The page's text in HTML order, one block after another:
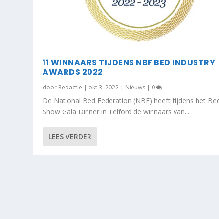
11 WINNAARS TIJDENS NBF BED INDUSTRY
AWARDS 2022
door Redactie | okt 3, 2022 | Nieuws | 0
De National Bed Federation (NBF) heeft tijdens het
Show Gala Dinner in Telford de winnaars van...
LEES VERDER